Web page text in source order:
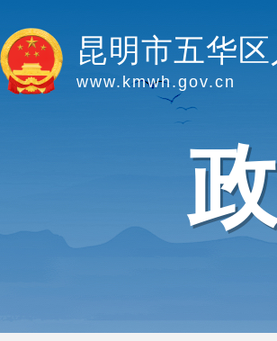
昆明市五华
www.kmwh.gov.cn